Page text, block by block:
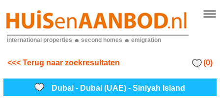
international properties second homes emigration
<<< Terug naar zoekresultaten (0)
Dubai - Dubai (UAE) - Siniyah Island